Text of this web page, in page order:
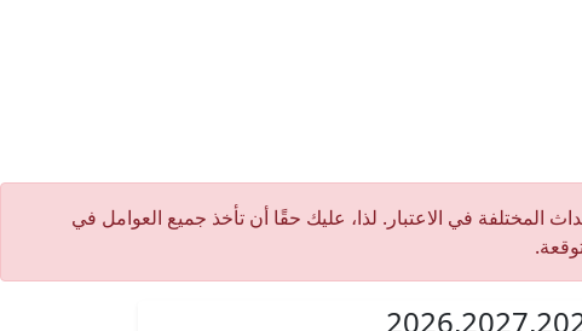
المختلفة في الاعتبار. لذا، عليك حقًا أن تأخذ جميع العوامل في